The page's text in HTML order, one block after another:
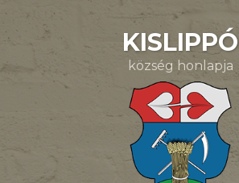
KISLIPPÓ
község honlapja